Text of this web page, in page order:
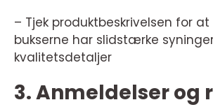
– Tjek produktbeskrivelsen for at
bukserne har slidstærke
kvalitetsdetaljer
3. Anmeldelser og